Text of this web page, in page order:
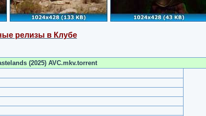
релизы в Клубе
(2025) AVC.mkv.torrent